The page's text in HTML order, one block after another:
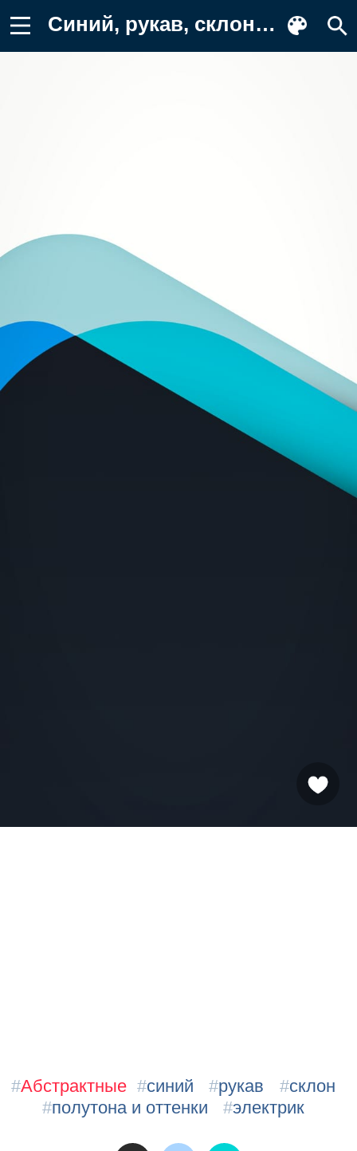
Синий, рукав, склон, полутона и Картинка для телефона
#Абстрактные #синий #рукав #склон
#полутона и оттенки #электрик